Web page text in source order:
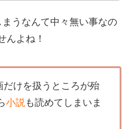
うなんて中々無い事なの
んよね！
けを扱うところが殆
小説 も読めてしまいま